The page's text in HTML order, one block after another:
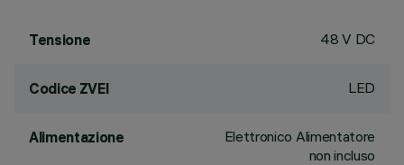
Tensione 48 V DC
Codice ZVEI LED
Alimentazione
Elettronico Alimentatore
non incluso